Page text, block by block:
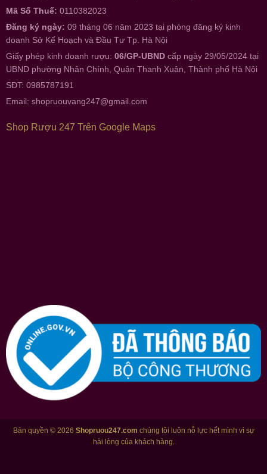
Mã Số Thuế: 0110382023
Đăng ký ngày: 09 tháng 06 năm 2023 tại phòng đăng ký kinh
doanh Sở Kế Hoạch và Đầu Tư Tp. Hà Nội
Giấy phép kinh doanh rượu: 06/GP-UBND cấp ngày 29/05/2024 tại
UBND phường Nhân Chính, Quận Thanh Xuân, Thành phố Hà Nội
SĐT: 0985787191
Email: shopruouvang247@gmail.com
Shop Rượu 247 Trên Google Maps
Bản quyền © 2026 Shopruou247.com chúng tôi luôn nỗ lực hết mình vì sự
hài lòng của khách hàng.